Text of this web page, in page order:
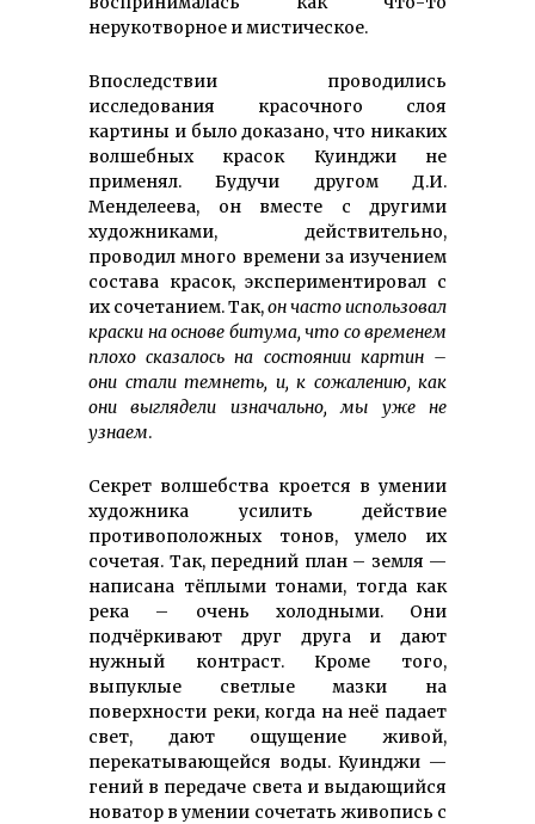
нерукотворное и мистическое.
Впоследствии проводились
исследования красочного слоя
картины и было доказано, что никаких
волшебных красок Куинджи не
применял. Будучи другом Д.И.
Менделеева, он вместе с другими
художниками, действительно,
проводил много времени за изучением
состава красок, экспериментировал с
их сочетанием. Так,он часто использовал
краски на основе битума, что со временем
плохо сказалось на состоянии картин –
они стали темнеть, и, к сожалению, как
они выглядели изначально, мы уже не
узнаем.
Секрет волшебства кроется в умении
художника усилить действие
противоположных тонов, умело их
сочетая. Так, передний план – земля —
написана тёплыми тонами, тогда как
река – очень холодными. Они
подчёркивают друг друга и дают
нужный контраст. Кроме того,
выпуклые светлые мазки на
поверхности реки, когда на неё падает
свет, дают ощущение живой,
перекатывающейся воды. Куинджи —
гений в передаче света и выдающийся
новатор в умении сочетать живопись с